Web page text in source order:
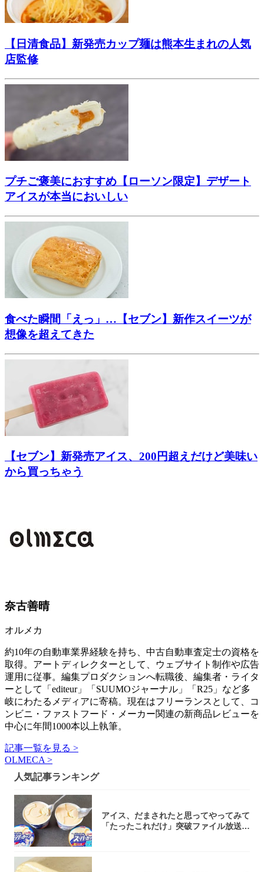
【日清食品】新発売カップ麺は熊本生まれの人気
店監修
プチご褒美におすすめ【ローソン限定】デザート
アイスが本当においしい
食べた瞬間「えっ」…【セブン】新作スイーツが
想像を超えてきた
【セブン】新発売アイス、200円超えだけど美味い
から買っちゃう
奈古善晴
オルメカ
約10年の自動車業界経験を持ち、中古自動車査定士の資格を
取得。アートディレクターとして、ウェブサイト制作や広告
運用に従事。編集プロダクションへ転職後、編集者・ライタ
ーとして「editeur」「SUUMOジャーナル」「R25」など多
岐にわたるメディアに寄稿。現在はフリーランスとして、コ
ンビニ・ファストフード・メーカー関連の新商品レビューを
中心に年間1000本以上執筆。
記事一覧を見る >
OLMECA >
人気記事ランキング
アイス、だまされたと思ってやってみて
「たったこれだけ」突破ファイル放送で